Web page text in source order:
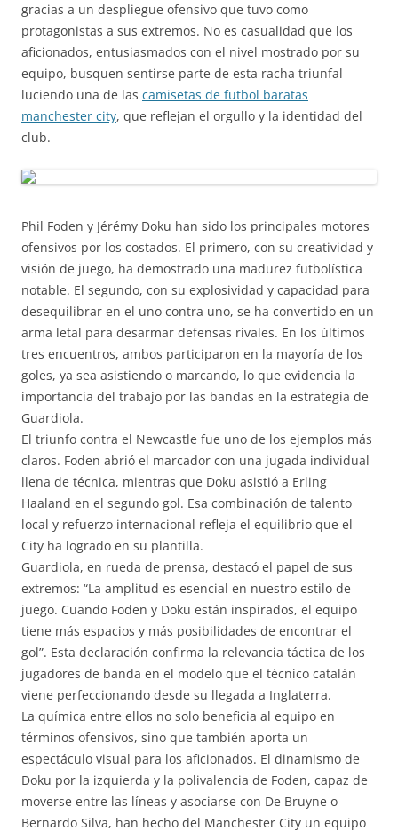
gracias a un despliegue ofensivo que tuvo como
protagonistas a sus extremos. No es casualidad que los
aficionados, entusiasmados con el nivel mostrado por su
equipo, busquen sentirse parte de esta racha triunfal
luciendo una de las camisetas de futbol baratas
manchester city, que reflejan el orgullo y la identidad del
club.
Phil Foden y Jérémy Doku han sido los principales motores
ofensivos por los costados. El primero, con su creatividad y
visión de juego, ha demostrado una madurez futbolística
notable. El segundo, con su explosividad y capacidad para
desequilibrar en el uno contra uno, se ha convertido en un
arma letal para desarmar defensas rivales. En los últimos
tres encuentros, ambos participaron en la mayoría de los
goles, ya sea asistiendo o marcando, lo que evidencia la
importancia del trabajo por las bandas en la estrategia de
Guardiola.
El triunfo contra el Newcastle fue uno de los ejemplos más
claros. Foden abrió el marcador con una jugada individual
llena de técnica, mientras que Doku asistió a Erling
Haaland en el segundo gol. Esa combinación de talento
local y refuerzo internacional refleja el equilibrio que el
City ha logrado en su plantilla.
Guardiola, en rueda de prensa, destacó el papel de sus
extremos: “La amplitud es esencial en nuestro estilo de
juego. Cuando Foden y Doku están inspirados, el equipo
tiene más espacios y más posibilidades de encontrar el
gol”. Esta declaración confirma la relevancia táctica de los
jugadores de banda en el modelo que el técnico catalán
viene perfeccionando desde su llegada a Inglaterra.
La química entre ellos no solo beneficia al equipo en
términos ofensivos, sino que también aporta un
espectáculo visual para los aficionados. El dinamismo de
Doku por la izquierda y la polivalencia de Foden, capaz de
moverse entre las líneas y asociarse con De Bruyne o
Bernardo Silva, han hecho del Manchester City un equipo